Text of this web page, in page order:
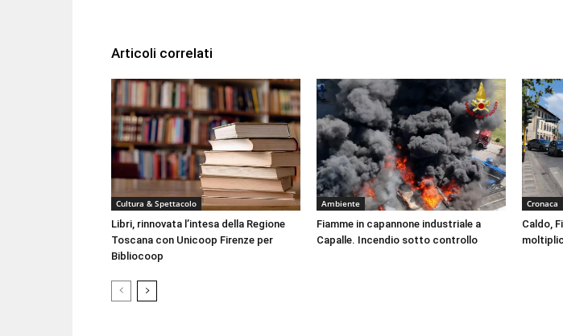
Articoli correlati
Cultura & Spettacolo
Libri, rinnovata l’intesa della Regione
Toscana con Unicoop Firenze per
Bibliocoop
Ambiente
Fiamme in capannone industriale a
Capalle. Incendio sotto controllo
Cronaca
Caldo,